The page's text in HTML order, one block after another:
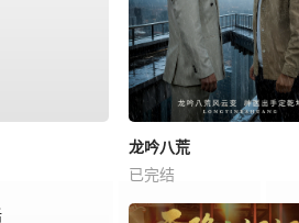
龙吟八荒
已完结